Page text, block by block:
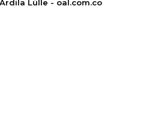
Lülle - oal.com.co